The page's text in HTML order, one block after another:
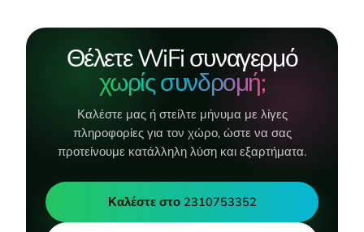
Θέλετε WiFi συναγερμό
χωρίς συνδρομή;
Καλέστε μας ή στείλτε μήνυμα με λίγες
πληροφορίες για τον χώρο, ώστε να σας
προτείνουμε κατάλληλη λύση και εξαρτήματα.
Καλέστε στο 2310753352